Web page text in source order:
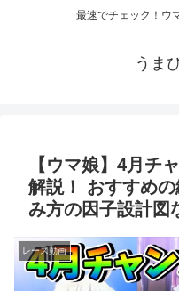
最速でチェック！ウ
うま
【ウマ娘】4月チ
解説！ おすすめ
み方の因子設計図
レース動画